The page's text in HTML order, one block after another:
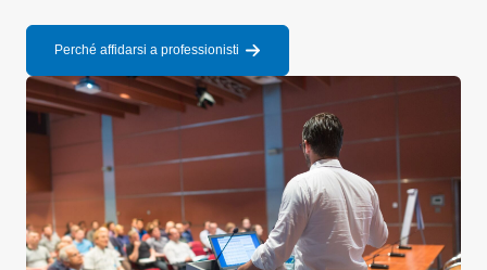
Perché affidarsi a professionisti